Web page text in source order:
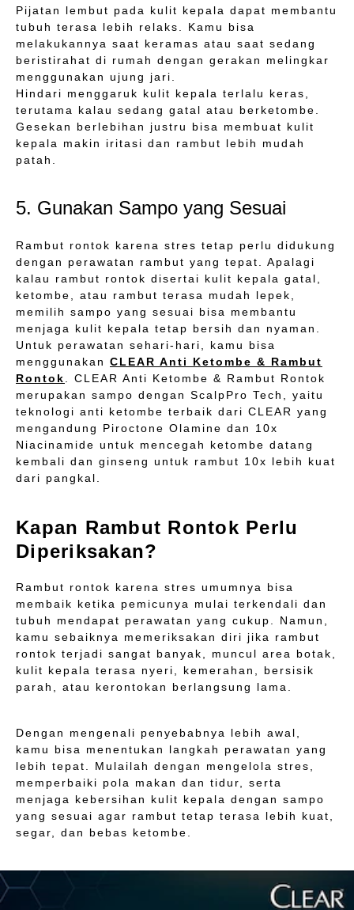
Pijatan lembut pada kulit kepala dapat membantu
tubuh terasa lebih relaks. Kamu bisa
melakukannya saat keramas atau saat sedang
beristirahat di rumah dengan gerakan melingkar
menggunakan ujung jari.
Hindari menggaruk kulit kepala terlalu keras,
terutama kalau sedang gatal atau berketombe.
Gesekan berlebihan justru bisa membuat kulit
kepala makin iritasi dan rambut lebih mudah
patah.
5. Gunakan Sampo yang Sesuai
Rambut rontok karena stres tetap perlu didukung
dengan perawatan rambut yang tepat. Apalagi
kalau rambut rontok disertai kulit kepala gatal,
ketombe, atau rambut terasa mudah lepek,
memilih sampo yang sesuai bisa membantu
menjaga kulit kepala tetap bersih dan nyaman.
Untuk perawatan sehari-hari, kamu bisa
menggunakan CLEAR Anti Ketombe & Rambut
Rontok. CLEAR Anti Ketombe & Rambut Rontok
merupakan sampo dengan ScalpPro Tech, yaitu
teknologi anti ketombe terbaik dari CLEAR yang
mengandung Piroctone Olamine dan 10x
Niacinamide untuk mencegah ketombe datang
kembali dan ginseng untuk rambut 10x lebih kuat
dari pangkal.
Kapan Rambut Rontok Perlu
Diperiksakan?
Rambut rontok karena stres umumnya bisa
membaik ketika pemicunya mulai terkendali dan
tubuh mendapat perawatan yang cukup. Namun,
kamu sebaiknya memeriksakan diri jika rambut
rontok terjadi sangat banyak, muncul area botak,
kulit kepala terasa nyeri, kemerahan, bersisik
parah, atau kerontokan berlangsung lama.
Dengan mengenali penyebabnya lebih awal,
kamu bisa menentukan langkah perawatan yang
lebih tepat. Mulailah dengan mengelola stres,
memperbaiki pola makan dan tidur, serta
menjaga kebersihan kulit kepala dengan sampo
yang sesuai agar rambut tetap terasa lebih kuat,
segar, dan bebas ketombe.